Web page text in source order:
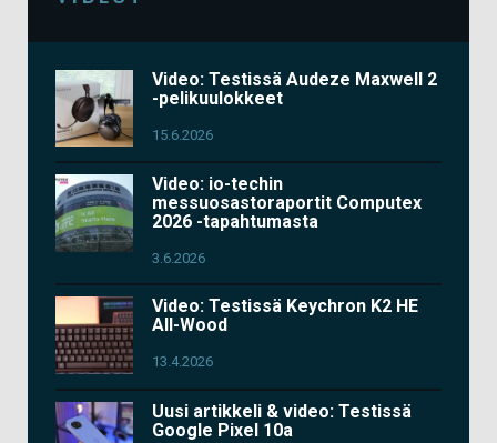
Video: Testissä Audeze Maxwell 2
-pelikuulokkeet
15.6.2026
Video: io-techin
messuosastoraportit Computex
2026 -tapahtumasta
3.6.2026
Video: Testissä Keychron K2 HE
All-Wood
13.4.2026
Uusi artikkeli & video: Testissä
Google Pixel 10a